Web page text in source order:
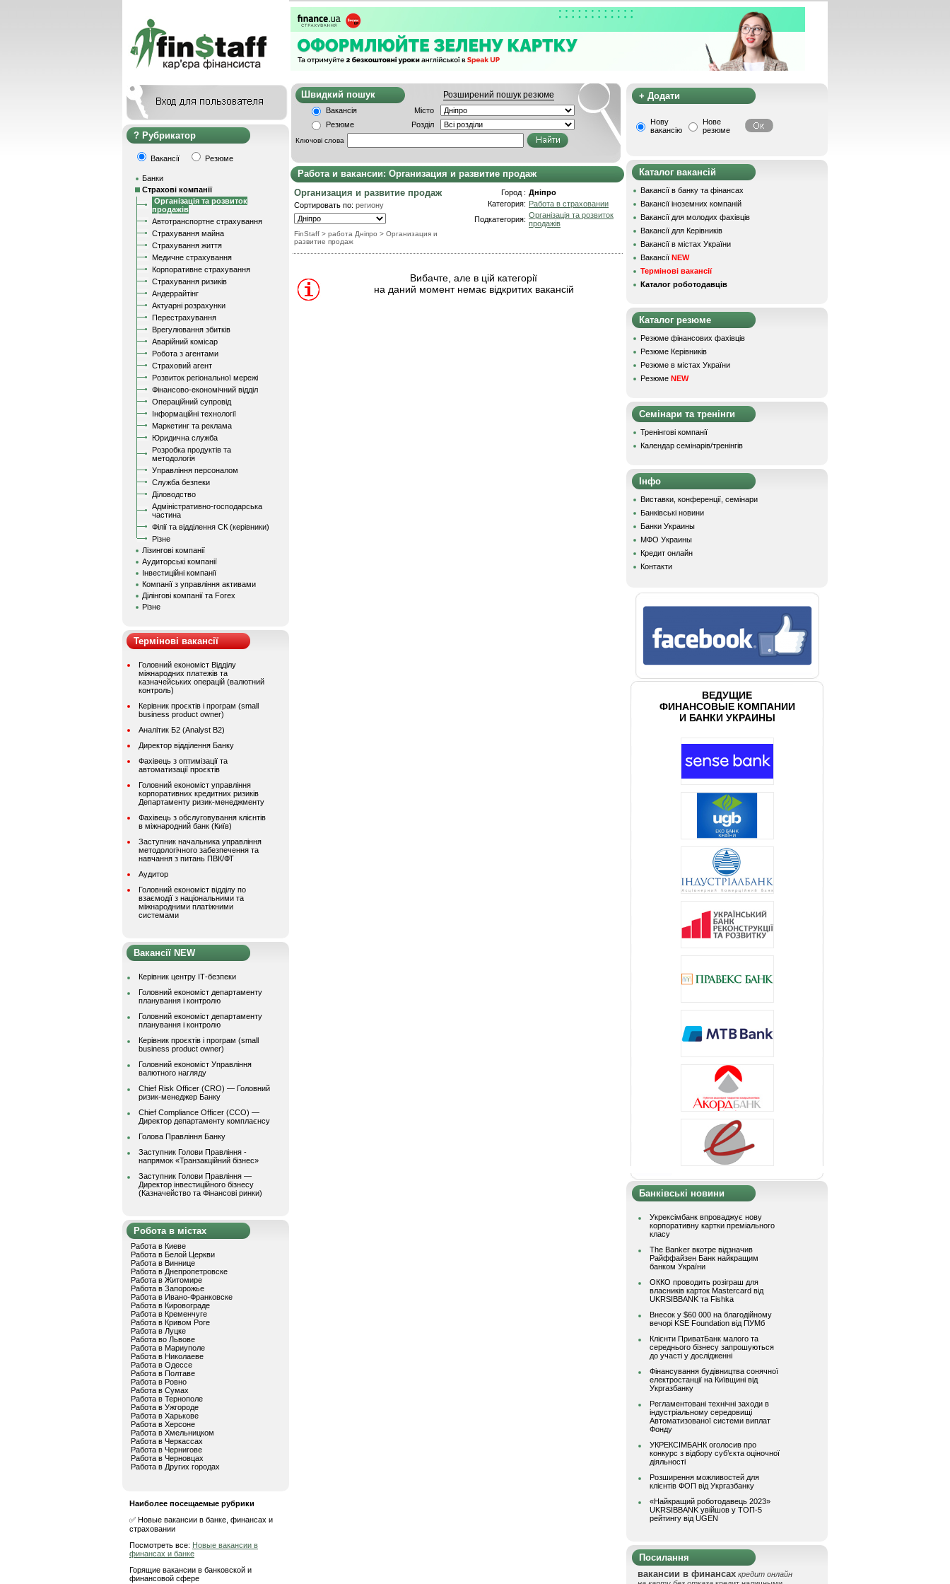
Рубрикатор
Вакансії Резюме
Банки
Страхові компанії
Організація та розвиток
продажів
Автотранспортне страхування
Страхування майна
Страхування життя
Медичне страхування
Корпоративне страхування
Страхування ризиків
Андеррайтінг
Актуарні розрахунки
Перестрахування
Врегулювання збитків
Аварійний комісар
Робота з агентами
Страховий агент
Розвиток регіональної мережі
Фінансово-економічний відділ
Операційний супровід
Інформаційні технології
Маркетинг та реклама
Юридична служба
Розробка продуктів та
методологія
Управління персоналом
Служба безпеки
Діловодство
Адміністративно-господарська
частина
Філії та відділення СК (керівники)
Різне
Лізингові компанії
Аудиторські компанії
Інвестиційні компанії
Компанії з управління активами
Ділінгові компанії та Forex
Різне
Термінові вакансії
Головний економіст Відділу
міжнародних платежів та
казначейських операцій (валютний
контроль)
Керівник проєктів і програм (small
business product owner)
Аналітик Б2 (Analyst B2)
Директор відділення Банку
Фахівець з оптимізації та
автоматизації проєктів
Головний економіст управління
корпоративних кредитних ризиків
Департаменту ризик-менеджменту
Фахівець з обслуговування клієнтів
в міжнародний банк (Київ)
Заступник начальника управління
методологічного забезпечення та
навчання з питань ПВК/ФТ
Аудитор
Головний економіст відділу по
взаємодії з національними та
міжнародними платіжними
системами
Вакансії NEW
Керівник центру ІТ-безпеки
Головний економіст департаменту
планування і контролю
Головний економіст департаменту
планування і контролю
Керівник проєктів і програм (small
business product owner)
Головний економіст Управління
валютного нагляду
Chief Risk Officer (CRO) — Головний
ризик-менеджер Банку
Chief Compliance Officer (CCO) —
Директор департаменту комплаєнсу
Голова Правління Банку
Заступник Голови Правління -
напрямок «Транзакційний бізнес»
Заступник Голови Правління —
Директор інвестиційного бізнесу
(Казначейство та Фінансові ринки)
Робота в містах
Работа в Киеве
Работа в Белой Церкви
Работа в Виннице
Работа в Днепропетровске
Работа в Житомире
Работа в Запорожье
Работа в Ивано-Франковске
Работа в Кировограде
Работа в Кременчуге
Работа в Кривом Роге
Работа в Луцке
Работа во Львове
Работа в Мариуполе
Работа в Николаеве
Работа в Одессе
Работа в Полтаве
Работа в Ровно
Работа в Сумах
Работа в Тернополе
Работа в Ужгороде
Работа в Харькове
Работа в Херсоне
Работа в Хмельницком
Работа в Черкассах
Работа в Чернигове
Работа в Черновцах
Работа в Других городах
Наиболее посещаемые рубрики
✅ Новые вакансии в банке, финансах и
страховании
Посмотреть все: Новые вакансии в
финансах и банке
Горящие вакансии в банковской и
финансовой сфере
Швидкий пошук Розширений пошук резюме
Вакансія
Місто
Резюме
Розділ
Ключові слова
Работа и вакансии: Организация и развитие продаж
Организация и развитие продаж
Сортировать по: региону
FinStaff > работа Дніпро > Организация и
развитие продаж
Город : Дніпро
Категория: Работа в страховании
Подкатегория: Організація та розвиток
продажів
Вибачте, але в цій категорії
на даний момент немає відкритих вакансій
+ Додати
Нову
вакансію
Нове
резюме
Каталог вакансій
Вакансії в банку та фінансах
Вакансії іноземних компаній
Вакансії для молодих фахівців
Вакансії для Керівників
Вакансії в містах України
Вакансії NEW
Термінові вакансії
Каталог роботодавців
Каталог резюме
Резюме фінансових фахівців
Резюме Керівників
Резюме в містах України
Резюме NEW
Семінари та тренінги
Тренінгові компанії
Календар семінарів/тренінгів
Інфо
Виставки, конференції, семінари
Банківські новини
Банки Украины
МФО Украины
Кредит онлайн
Контакти
ВЕДУЩИЕ
ФИНАНСОВЫЕ КОМПАНИИ
И БАНКИ УКРАИНЫ
Банківські новини
Укрексімбанк впроваджує нову
корпоративну картки преміального
класу
The Banker вкотре відзначив
Райффайзен Банк найкращим
банком України
ОККО проводить розіграш для
власників карток Mastercard від
UKRSIBBANK та Fishka
Внесок у $60 000 на благодійному
вечорі KSE Foundation від ПУМб
Клієнти ПриватБанк малого та
середнього бізнесу запрошуються
до участі у дослідженні
Фінансування будівництва сонячної
електростанції на Київщині від
Укргазбанку
Регламентовані технічні заходи в
індустріальному середовищі
Автоматизованої системи виплат
Фонду
УКРЕКСІМБАНК оголосив про
конкурс з відбору суб’єкта оціночної
діяльності
Розширення можливостей для
клієнтів ФОП від Укргазбанку
«Найкращий роботодавець 2023»
UKRSIBBANK увійшов у ТОП-5
рейтингу від UGEN
Посилання
вакансии в финансах кредит онлайн